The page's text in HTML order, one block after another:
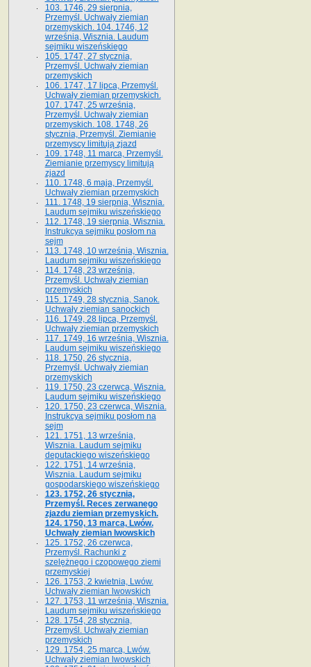
103. 1746, 29 sierpnia,
Przemyśl. Uchwały ziemian
przemyskich. 104. 1746, 12
września, Wisznia. Laudum
sejmiku wiszeńskiego
105. 1747, 27 stycznia,
Przemyśl. Uchwały ziemian
przemyskich
106. 1747, 17 lipca, Przemyśl.
Uchwały ziemian przemyskich.
107. 1747, 25 września,
Przemyśl. Uchwały ziemian
przemyskich. 108. 1748, 26
stycznia, Przemyśl. Ziemianie
przemyscy limitują zjazd
109. 1748, 11 marca, Przemyśl.
Ziemianie przemyscy limitują
zjazd
110. 1748, 6 maja, Przemyśl.
Uchwały ziemian przemyskich
111. 1748, 19 sierpnia, Wisznia.
Laudum sejmiku wiszeńskiego
112. 1748, 19 sierpnia, Wisznia.
Instrukcya sejmiku posłom na
sejm
113. 1748, 10 września, Wisznia.
Laudum sejmiku wiszeńskiego
114. 1748, 23 września,
Przemyśl. Uchwały ziemian
przemyskich
115. 1749, 28 stycznia, Sanok.
Uchwały ziemian sanockich
116. 1749, 28 lipca, Przemyśl.
Uchwały ziemian przemyskich
117. 1749, 16 września, Wisznia.
Laudum sejmiku wiszeńskiego
118. 1750, 26 stycznia,
Przemyśl. Uchwały ziemian
przemyskich
119. 1750, 23 czerwca, Wisznia.
Laudum sejmiku wiszeńskiego
120. 1750, 23 czerwca, Wisznia.
Instrukcya sejmiku posłom na
sejm
121. 1751, 13 września,
Wisznia. Laudum sejmiku
deputackiego wiszeńskiego
122. 1751, 14 września,
Wisznia. Laudum sejmiku
gospodarskiego wiszeńskiego
123. 1752, 26 stycznia,
Przemyśl. Reces zerwanego
zjazdu ziemian przemyskich.
124. 1750, 13 marca, Lwów.
Uchwały ziemian lwowskich
125. 1752, 26 czerwca,
Przemyśl. Rachunki z
szelężnego i czopowego ziemi
przemyskiej
126. 1753, 2 kwietnia, Lwów.
Uchwały ziemian lwowskich
127. 1753, 11 września, Wisznia.
Laudum sejmiku wiszeńskiego
128. 1754, 28 stycznia,
Przemyśl. Uchwały ziemian
przemyskich
129. 1754, 25 marca, Lwów.
Uchwały ziemian lwowskich